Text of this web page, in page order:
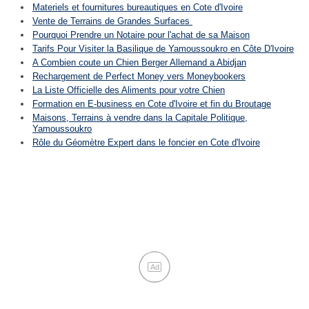
Materiels et fournitures bureautiques en Cote d'Ivoire
Vente de Terrains de Grandes Surfaces
Pourquoi Prendre un Notaire pour l'achat de sa Maison
Tarifs Pour Visiter la Basilique de Yamoussoukro en Côte D'Ivoire
A Combien coute un Chien Berger Allemand a Abidjan
Rechargement de Perfect Money vers Moneybookers
La Liste Officielle des Aliments pour votre Chien
Formation en E-business en Cote d'Ivoire et fin du Broutage
Maisons, Terrains à vendre dans la Capitale Politique,
Yamoussoukro
Rôle du Géomètre Expert dans le foncier en Cote d'Ivoire
Ad